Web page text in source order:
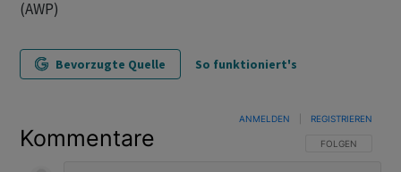
(AWP)
Bevorzugte Quelle So funktioniert's
Kommentare FOLGE DIESER
FOLGEN
ANMELDEN REGISTRIEREN